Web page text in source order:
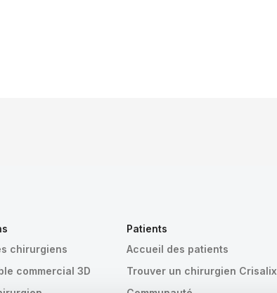
chirurgiens
commercial 3D
Patients
Accueil des patients
Trouver un chirurgien Crisalix